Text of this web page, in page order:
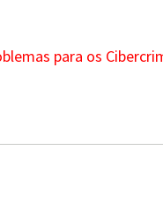
para os